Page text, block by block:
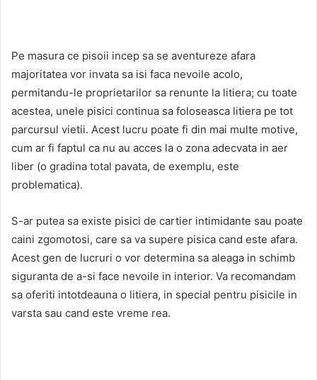
Pe masura ce pisoii incep sa se aventureze afara
majoritatea vor invata sa isi faca nevoile acolo,
permitandu-le proprietarilor sa renunte la litiera; cu toate
acestea, unele pisici continua sa foloseasca litiera pe tot
parcursul vietii. Acest lucru poate fi din mai multe motive,
cum ar fi faptul ca nu au acces la o zona adecvata in aer
liber (o gradina total pavata, de exemplu, este
problematica).
S-ar putea sa existe pisici de cartier intimidante sau poate
caini zgomotosi, care sa va supere pisica cand este afara.
Acest gen de lucruri o vor determina sa aleaga in schimb
siguranta de a-si face nevoile in interior. Va recomandam
sa oferiti intotdeauna o litiera, in special pentru pisicile in
varsta sau cand este vreme rea.